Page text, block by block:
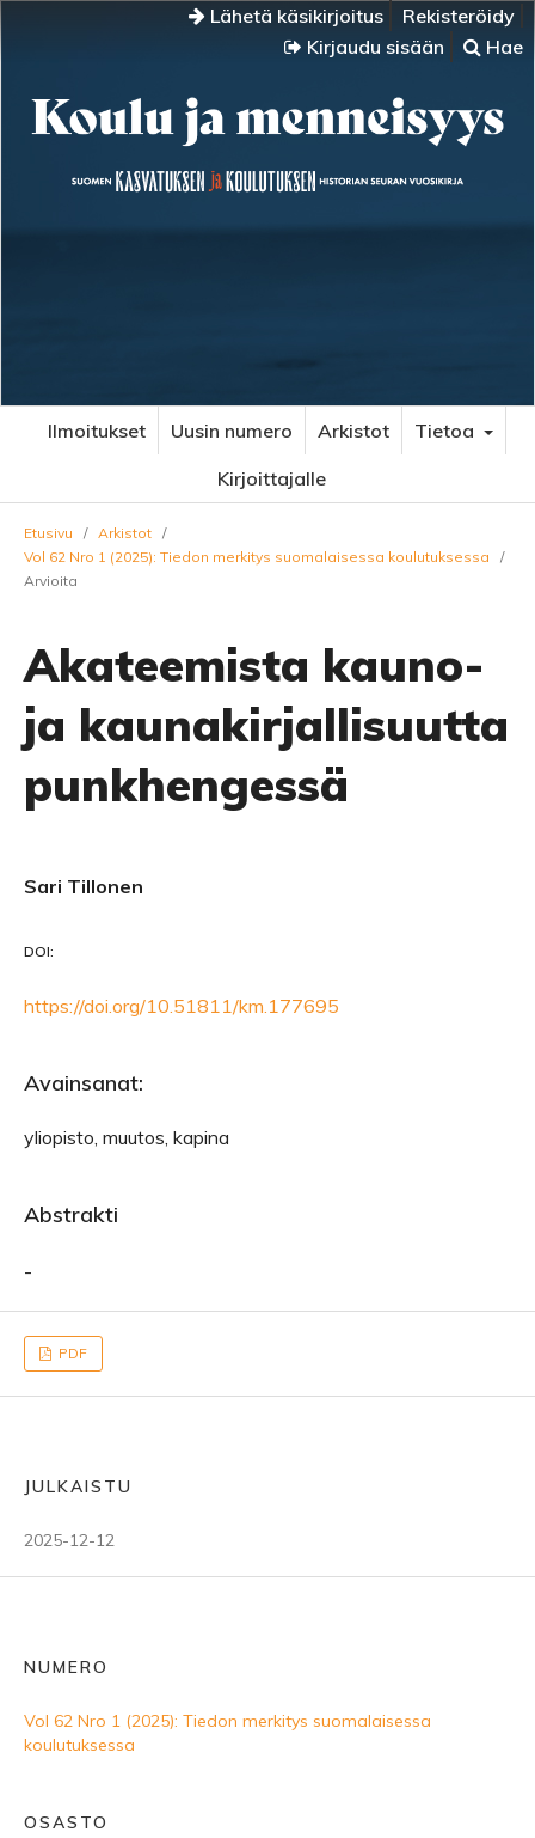
Lähetä käsikirjoitus
Rekisteröidy
Kirjaudu sisään
Hae
Ilmoitukset Uusin numero Arkistot
Tietoa
Kirjoittajalle
Etusivu / Arkistot /
Vol 62 Nro 1 (2025): Tiedon merkitys suomalaisessa koulutuksessa
/
Arvioita
Akateemista kauno-
ja kaunakirjallisuutta
punkhengessä
Sari Tillonen
DOI:
https://doi.org/10.51811/km.177695
Avainsanat:
yliopisto, muutos, kapina
Abstrakti
-
PDF
JULKAISTU
2025-12-12
NUMERO
Vol 62 Nro 1 (2025): Tiedon merkitys suomalaisessa
koulutuksessa
OSASTO